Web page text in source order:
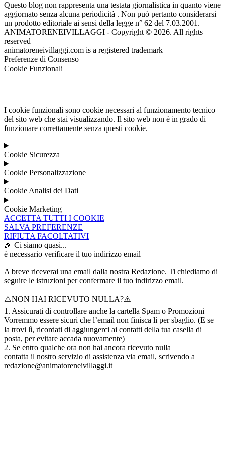
Questo blog non rappresenta una testata giornalistica in quanto viene
aggiornato senza alcuna periodicità . Non può pertanto considerarsi
un prodotto editoriale ai sensi della legge n° 62 del 7.03.2001.
ANIMATORENEIVILLAGGI - Copyright © 2026. All rights
reserved
animatoreneivillaggi.com is a registered trademark
Preferenze di Consenso
Cookie Funzionali
I cookie funzionali sono cookie necessari al funzionamento tecnico
del sito web che stai visualizzando. Il sito web non è in grado di
funzionare correttamente senza questi cookie.
Cookie Sicurezza
Cookie Personalizzazione
Cookie Analisi dei Dati
Cookie Marketing
ACCETTA TUTTI I COOKIE
SALVA PREFERENZE
RIFIUTA FACOLTATIVI
🎉 Ci siamo quasi...
è necessario verificare il tuo indirizzo email
A breve riceverai una email dalla nostra Redazione. Ti chiediamo di
seguire le istruzioni per confermare il tuo indirizzo email.
⚠️NON HAI RICEVUTO NULLA?⚠️
1. Assicurati di controllare anche la cartella Spam o Promozioni
Vorremmo essere sicuri che l’email non finisca lì per sbaglio. (E se
la trovi lì, ricordati di aggiungerci ai contatti della tua casella di
posta, per evitare accada nuovamente)
2. Se entro qualche ora non hai ancora ricevuto nulla
contatta il nostro servizio di assistenza via email, scrivendo a
redazione@animatoreneivillaggi.it